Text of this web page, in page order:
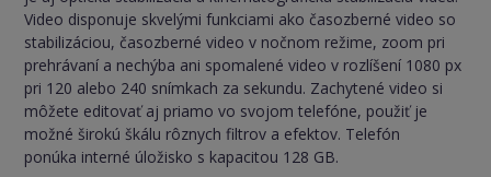
Video disponuje skvelými funkciami ako časozberné video so
stabilizáciou, časozberné video v nočnom režime, zoom pri
prehrávaní a nechýba ani spomalené video v rozlíšení 1080 px
pri 120 alebo 240 snímkach za sekundu. Zachytené video si
môžete editovať aj priamo vo svojom telefóne, použiť je
možné širokú škálu rôznych filtrov a efektov. Telefón
ponúka interné úložisko s kapacitou 128 GB.